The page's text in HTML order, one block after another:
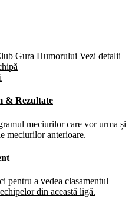
Gura Humorului Vezi detalii
& Rezultate
meciurilor care vor urma și
meciurilor anterioare.
pentru a vedea clasamentul
din această ligă.